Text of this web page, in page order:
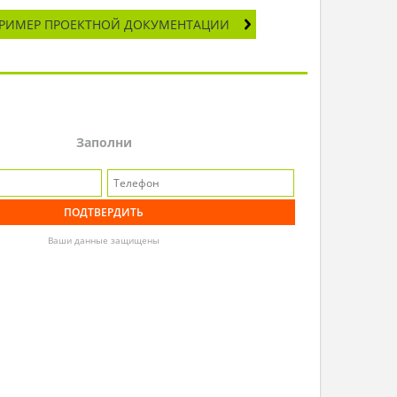
ПРОЕКТНОЙ ДОКУМЕНТАЦИИ
Заполни
Ваши данные защищены